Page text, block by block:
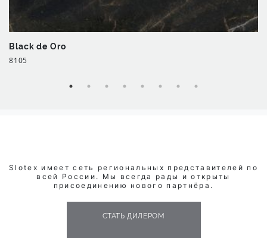
Black de Oro
8105
Slotex имеет сеть региональных представителей по
всей России. Мы всегда рады и открыты
присоединению нового партнёра.
СТАТЬ ДИЛЕРОМ